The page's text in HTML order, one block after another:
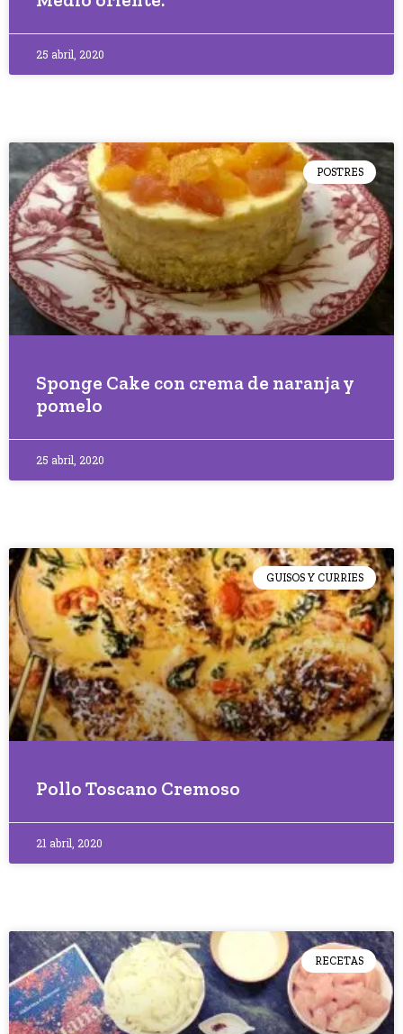
25 abril, 2020
POSTRES
Sponge Cake con crema de naranja y
pomelo
25 abril, 2020
GUISOS Y CURRIES
Pollo Toscano Cremoso
21 abril, 2020
RECETAS